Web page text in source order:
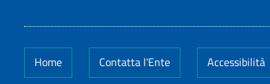
Home Contatta l'Ente Accessibilità